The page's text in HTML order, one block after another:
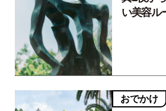
い美容ル
おでかけ